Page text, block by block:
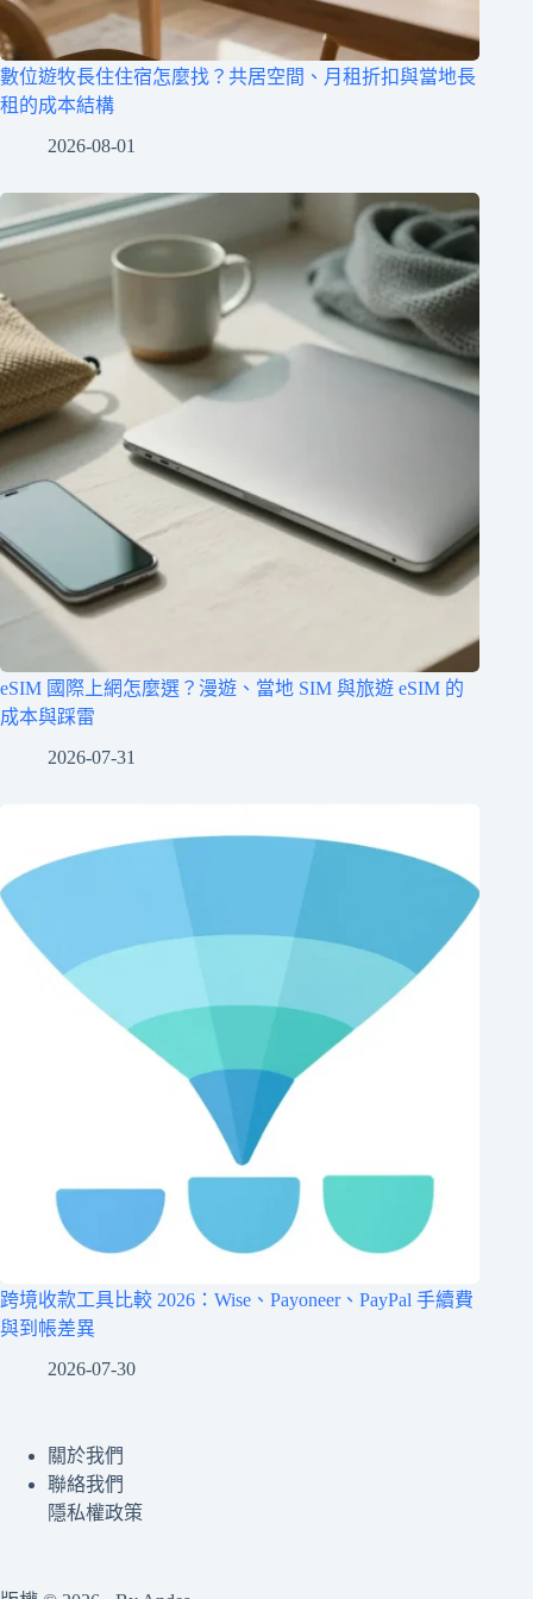
數位遊牧長住住宿怎麼找？共居空間、月租折扣與當地長
租的成本結構
2026-08-01
eSIM 國際上網怎麼選？漫遊、當地 SIM 與旅遊 eSIM 的
成本與踩雷
2026-07-31
跨境收款工具比較 2026：Wise、Payoneer、PayPal 手續費
與到帳差異
2026-07-30
關於我們
聯絡我們
隱私權政策